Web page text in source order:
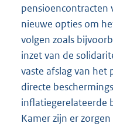
pensioencontracten
nieuwe opties om
volgen zoals
inzet van de
vaste afslag van
directe
inflatiegerelateerde
Kamer zijn er